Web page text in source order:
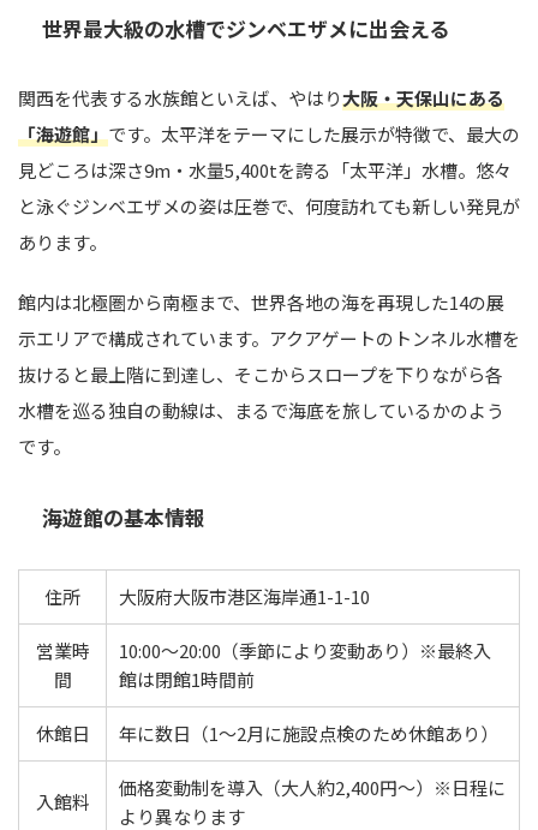
世界最大級の水槽でジンベエザメに出会える
関西を代表する水族館といえば、やはり大阪・天保山にある
「海遊館」です。太平洋をテーマにした展示が特徴で、最大の
見どころは深さ9m・水量5,400tを誇る「太平洋」水槽。悠々
と泳ぐジンベエザメの姿は圧巻で、何度訪れても新しい発見が
あります。
館内は北極圏から南極まで、世界各地の海を再現した14の展
示エリアで構成されています。アクアゲートのトンネル水槽を
抜けると最上階に到達し、そこからスロープを下りながら各
水槽を巡る独自の動線は、まるで海底を旅しているかのよう
です。
海遊館の基本情報
住所 大阪府大阪市港区海岸通1-1-10
営業時
間
10:00〜20:00（季節により変動あり）※最終入
館は閉館1時間前
休館日 年に数日（1〜2月に施設点検のため休館あり）
入館料
価格変動制を導入（大人約2,400円〜）※日程に
より異なります